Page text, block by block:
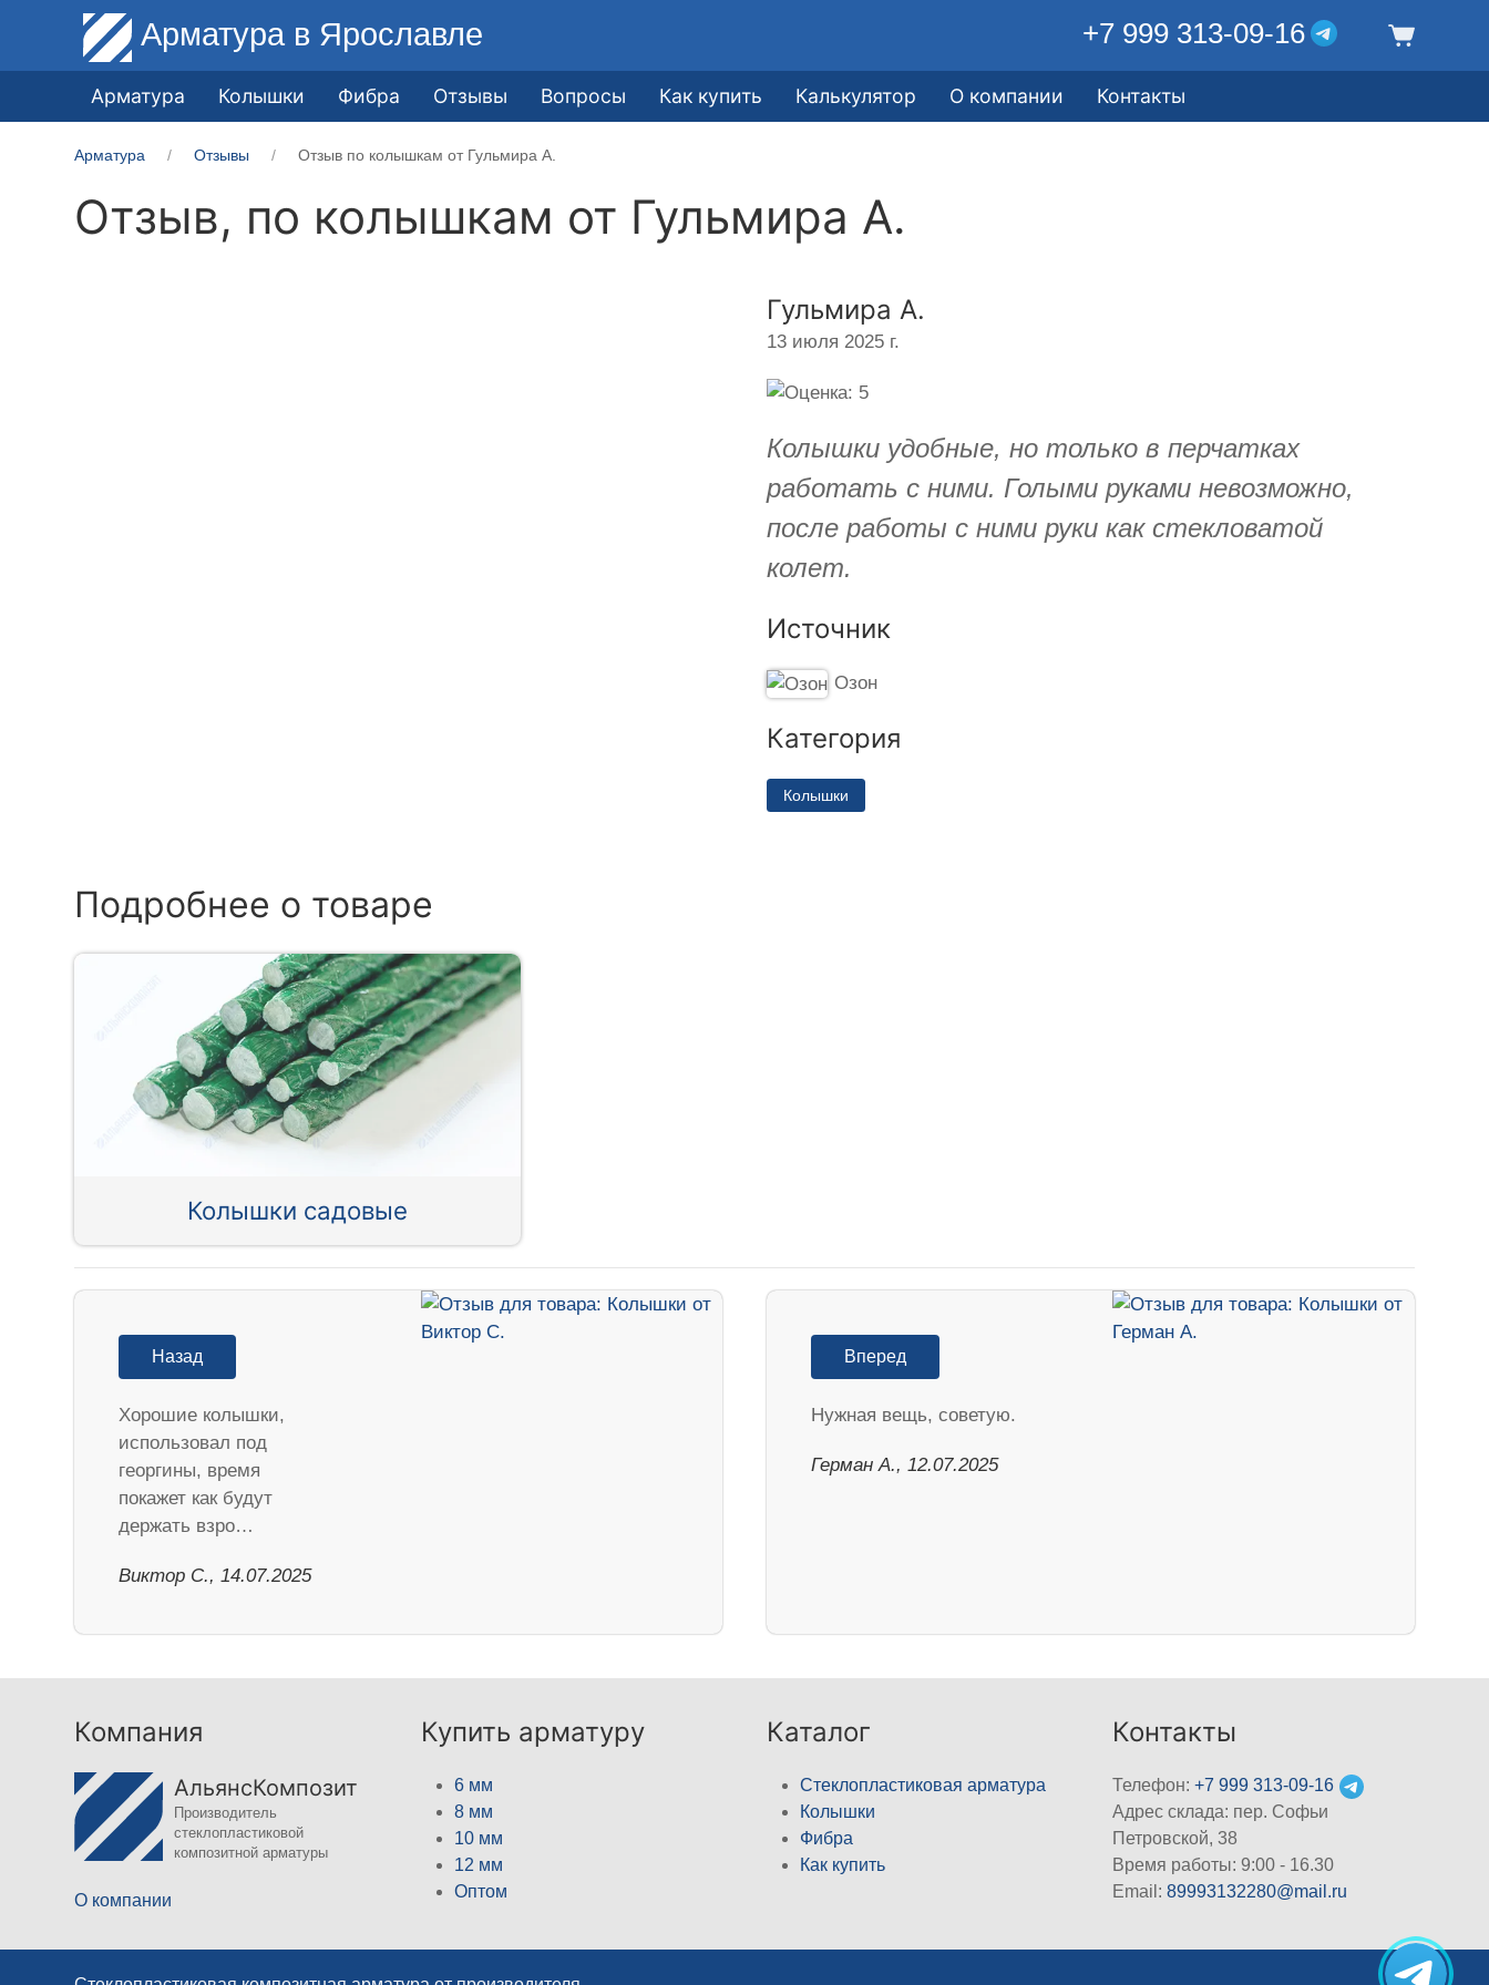
Арматура в Ярославле +7 999 313-09-16
Арматура Колышки Фибра Отзывы Вопросы Как купить Калькулятор О компании Контакты
Арматура Отзывы Отзыв по колышкам от Гульмира А.
Отзыв, по колышкам от Гульмира А.
Гульмира А.
13 июля 2025 г.
Колышки удобные, но только в перчатках
работать с ними. Голыми руками невозможно,
после работы с ними руки как стекловатой
колет.
Источник
Озон
Категория
Колышки
Подробнее о товаре
Колышки садовые
Назад
Хорошие колышки,
использовал под
георгины, время
покажет как будут
держать взро…
Виктор С., 14.07.2025
Вперед
Нужная вещь, советую.
Герман А., 12.07.2025
Компания
АльянсКомпозит
Производитель
стеклопластиковой
композитной арматуры
О компании
Купить арматуру
6 мм
8 мм
10 мм
12 мм
Оптом
Каталог
Стеклопластиковая арматура
Колышки
Фибра
Как купить
Контакты
Телефон:+7 999 313-09-16
Адрес склада: пер. Софьи
Петровской, 38
Время работы: 9:00 - 16.30
Email:89993132280@mail.ru